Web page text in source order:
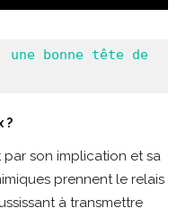
une bonne tête de
?
son implication et sa
prennent le relais
à transmettre